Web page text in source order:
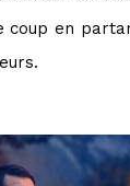
en